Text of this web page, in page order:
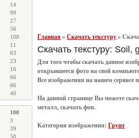
14
99
27
56
108
11
63
23
16
66
66
40
100
3
39
58
Главная » Скачать текстуру »
Скачать текстуру: Soil,
Для того чтобы скачать данное
открывшееся фото на свой
Все изображения на нашем сервисе
На данной странице Вы можете
металл, скачать фон.
Категория изображения: Грунт